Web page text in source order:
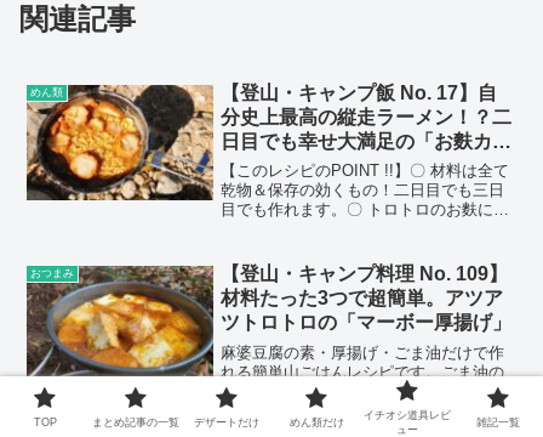
関連記事
めん類
【登山・キャンプ飯 No. 17】自
分史上最高の縦走ラーメン！？二
日目でも幸せ大満足の「お麩カヒ
レらーめん」
【このレシピのPOINT !!】〇 材料は全て
乾物＆保存の効くもの！二日目でも三日
目でも作れます。〇 トロトロのお麩にふ
袋ラ...
おつまみ
【登山・キャンプ料理 No. 109】
材料たった3つで超簡単。アツア
ツトロトロの「マーボー厚揚げ」
麻婆豆腐の素・厚揚げ・ごま油だけで作
れる簡単山ごはんレシピです。ごま油の
持ち運びは、R-1ヨーグルトの空ボトルで
OK。スパイシーで食べ応えたっぷり、山
でも簡単につくれる大満足レシピです。
TOP まとめ記事の一覧 デザートだけ めん類だけ
イチオシ道具レビ
ュー
雑記一覧